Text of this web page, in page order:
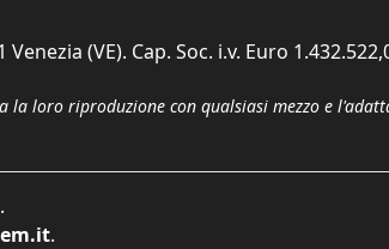
(VE). Cap. Soc. i.v. Euro
loro riproduzione con qualsiasi mezzo e
.